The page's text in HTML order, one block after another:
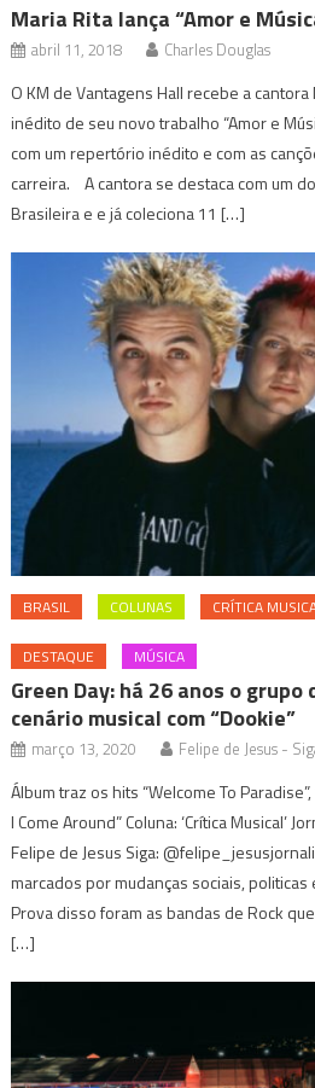
Maria Rita lança “Amor e
abril 11, 2018 Charles Douglas
O KM de Vantagens Hall recebe a
inédito de seu novo trabalho “Amor e
com um repertório inédito e com as
carreira. A cantora se destaca com um
Brasileira e e já coleciona 11 […]
BRASIL COLUNAS CRÍTICA
DESTAQUE MÚSICA
Green Day: há 26 anos o
cenário musical com “Dookie”
março 13, 2020 Felipe de Jesus -
Álbum traz os hits “Welcome To Paradise”,
I Come Around” Coluna: ‘Crítica Musical’
Felipe de Jesus Siga:
marcados por mudanças sociais, politicas
Prova disso foram as bandas de Rock
[…]